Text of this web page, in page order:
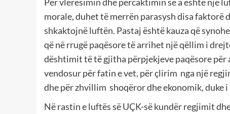
morale, duhet të merrën parasysh disa faktorë
shkaktojnë luftën. Pastaj është kauza që
që në rrugë paqësore të arrihet një qëllim i
dështimit të të gjitha përpjekjeve paqësore
vendosur për fatin e vet, për çlirim nga një
dhe për zhvillim shoqëror dhe ekonomik, duke
Në rastin e luftës së UÇK-së kundër regjimit